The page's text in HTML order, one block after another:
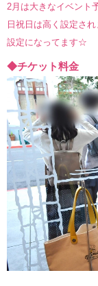
2月は大きなイベント
日祝日は高く設定さ
設定になってます☆
◆チケット料金